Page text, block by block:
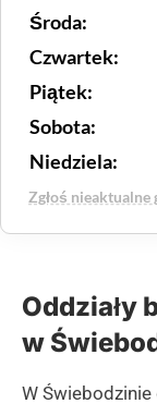
Środa:
Czwartek:
Piątek:
Sobota:
Niedziela:
Zgłoś nieaktualne
Oddziały
w
W Świebodzinie